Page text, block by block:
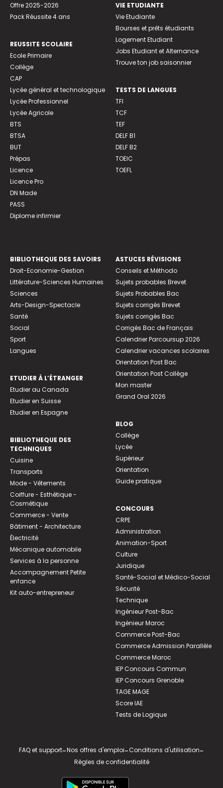
Offre 2025-2026
Pack Réussite 4 ans
REUSSITE SCOLAIRE
Ecole Primaire
Collège
CAP
Lycée général et technologique
Lycée Professionnel
Lycée Agricole
BTS
BTSA
BUT
Prépas
Licence
Licence Pro
DN Made
PASS
Diplome infirmier
VIE ETUDIANTE
Vie Etudiante
Bourses et prêts étudiants
Logement Etudiant
Jobs Etudiant et Alternance
Trouve ton job saisonnier
TESTS DE LANGUES
TFI
TCF
TEF
DELF B1
DELF B2
TOEIC
TOEFL
BIBLIOTHEQUE DES SAVOIRS
Droit-Economie-Gestion
Littérature-Sciences Humaines
Sciences
Arts-Design-Spectacle
Santé
Social
Sport
Langues
ETUDIER À L’ÉTRANGER
Etudier au Canada
Etudier en Suisse
Etudier en Espagne
BIBLIOTHEQUE DES
TECHNIQUES
Cuisine
Transports
Mode - Vêtements
Coiffure - Esthétique -
Cosmétique
Commerce - Vente
Bâtiment - Architecture
Électricité
Mécanique automobile
Services à la personne
Accompagnement Petite
enfance
Kit auto-entrepreneur
ASTUCES RÉVISIONS
Conseils et Méthodo
Sujets probables Brevet
Sujets Probables Bac
Sujets corrigés Brevet
Sujets corrigés Bac
Corrigés Bac de Français
Calendrier Parcoursup 2026
Calendrier vacances scolaires
Orientation Post Bac
Orientation Post Collège
Mon master
Grand Oral 2026
BLOG
Collège
Lycée
Supérieur
Orientation
Guide pratique
CONCOURS
CRPE
Administration
Animation-Sport
Culture
Juridique
Santé-Social et Médico-Social
Sécurité
Technique
Ingénieur Post-Bac
Ingénieur Maroc
Commerce Post-Bac
Commerce Admission Parallèle
Commerce Maroc
IEP Concours Commun
IEP Concours Grenoble
TAGE MAGE
Score IAE
Tests de Logique
FAQ et support-Nos offres d'emploi-Conditions d'utilisation-
Règles de confidentialité